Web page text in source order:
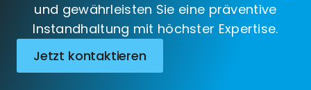
und gewährleisten Sie eine präventive
Instandhaltung mit höchster Expertise.
Jetzt kontaktieren